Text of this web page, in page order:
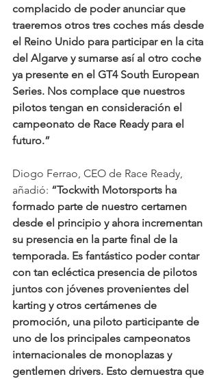
complacido de poder anunciar que
traeremos otros tres coches más desde
el Reino Unido para participar en la cita
del Algarve y sumarse así al otro coche
ya presente en el GT4 South European
Series. Nos complace que nuestros
pilotos tengan en consideración el
campeonato de Race Ready para el
futuro.”
Diogo Ferrao, CEO de Race Ready,
añadió: “Tockwith Motorsports ha
formado parte de nuestro certamen
desde el principio y ahora incrementan
su presencia en la parte final de la
temporada. Es fantástico poder contar
con tan ecléctica presencia de pilotos
juntos con jóvenes provenientes del
karting y otros certámenes de
promoción, una piloto participante de
uno de los principales campeonatos
internacionales de monoplazas y
gentlemen drivers. Esto demuestra que